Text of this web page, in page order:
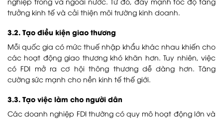
trưởng kinh tế và cải thiện môi trường kinh doanh.
3.2. Tạo điều kiện giao thương
Mỗi quốc gia có mức thuế nhập khẩu khác nhau khiến cho
các hoạt động giao thương khó khăn hơn. Tuy nhiên, việc
có FDI mở ra cơ hội thông thương dễ dàng hơn. Tăng
cường sức mạnh cho nền kinh tế thế giới.
3.3. Tạo việc làm cho người dân
Các doanh nghiệp FDI thường có quy mô hoạt động lớn và